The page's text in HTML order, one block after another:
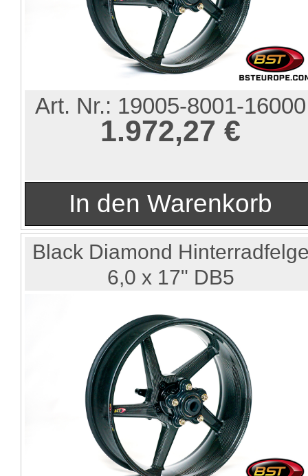
Art. Nr.: 19005-8001-16000
1.972,27 €
Black Diamond
6,0 x 17" DB5